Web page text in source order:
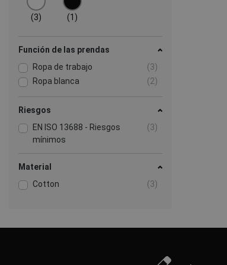
(3) (1)
Función de las prendas
Ropa de trabajo
(3)
Ropa blanca
(2)
Riesgos
EN ISO 13688 - Riesgos
mínimos
(3)
Material
Cotton
(3)